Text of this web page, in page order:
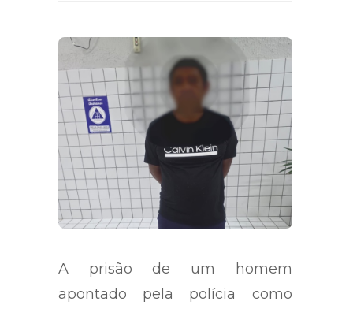
A prisão de um homem
apontado pela polícia como